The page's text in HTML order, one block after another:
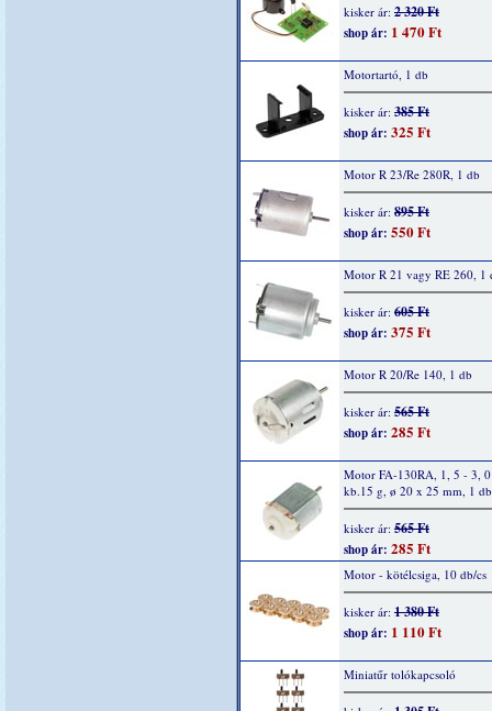
kisker ár: 2 320 Ft
shop ár: 1 470 Ft
Motortartó, 1 db
kisker ár: 385 Ft
shop ár: 325 Ft
Motor R 23/Re 280R, 1 db
kisker ár: 895 Ft
shop ár: 550 Ft
Motor R 21 vagy RE 260, 1
kisker ár: 605 Ft
shop ár: 375 Ft
Motor R 20/Re 140, 1 db
kisker ár: 565 Ft
shop ár: 285 Ft
Motor FA-130RA, 1, 5 - 3,
kb.15 g, ø 20 x 25 mm, 1 db
kisker ár: 565 Ft
shop ár: 285 Ft
Motor - kötélcsiga, 10 db/cs
kisker ár: 1 380 Ft
shop ár: 1 110 Ft
Miniatűr tolókapcsoló